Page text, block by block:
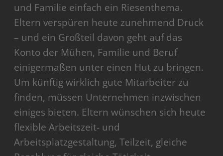
und Familie einfach ein Riesenthema.
Eltern verspüren heute zunehmend Druck
– und ein Großteil davon geht auf das
Konto der Mühen, Familie und Beruf
einigermaßen unter einen Hut zu bringen.
Um künftig wirklich gute Mitarbeiter zu
finden, müssen Unternehmen inzwischen
einiges bieten. Eltern wünschen sich heute
flexible Arbeitszeit- und
Arbeitsplatzgestaltung, Teilzeit, gleiche